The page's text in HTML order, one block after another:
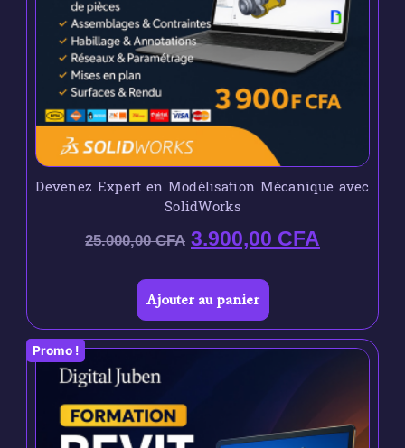
Devenez Expert en Modélisation Mécanique avec
SolidWorks
25.000,00CFA 3.900,00 CFA
Ajouter au panier
Promo !